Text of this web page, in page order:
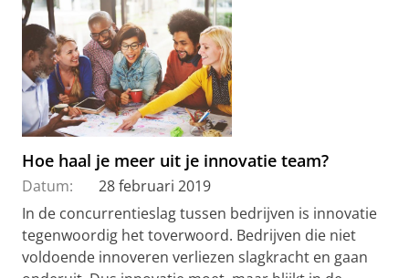
Hoe haal je meer uit je innovatie team?
Datum:
28 februari 2019
In de concurrentieslag tussen bedrijven is innovatie
tegenwoordig het toverwoord. Bedrijven die niet
voldoende innoveren verliezen slagkracht en gaan